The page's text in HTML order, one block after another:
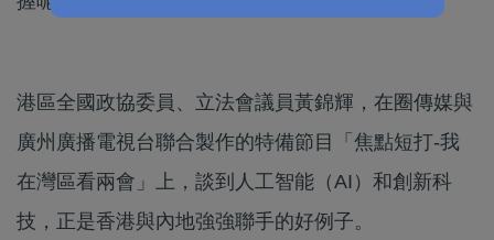
港區全國政協委員、立法會議員黃錦輝，在圈傳媒與
廣州廣播電視台聯合製作的特備節目「焦點短打-我
在灣區看兩會」上，談到人工智能（AI）和創新科
技，正是香港與內地強強聯手的好例子。